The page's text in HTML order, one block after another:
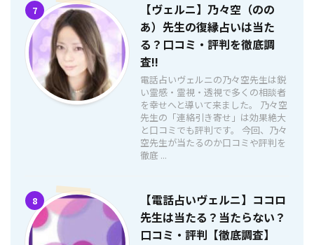
7
【ヴェルニ】乃々空（のの
あ）先生の復縁占いは当た
る？口コミ・評判を徹底調
査!!
電話占いヴェルニの乃々空先生は鋭
い霊感・霊視・透視で多くの相談者
を幸せへと導いて来ました。 乃々空
先生の「連絡引き寄せ」は効果絶大
と口コミでも評判です。 今回、乃々
空先生が当たるのか口コミや評判を
徹底 ...
8
【電話占いヴェルニ】ココロ
先生は当たる？当たらない？
口コミ・評判【徹底調査】